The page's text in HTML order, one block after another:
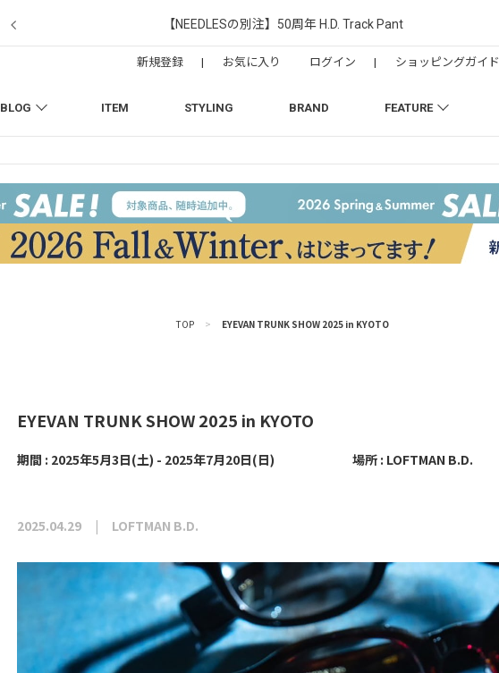
【NEEDLESの別注】50周年 H.D. Track Pant
BLOG ITEM STYLING BRAND FEATURE
新規登録 | お気に入り ログイン | ショッピングガイド
TOP > EYEVAN TRUNK SHOW 2025 in KYOTO
EYEVAN TRUNK SHOW 2025 in KYOTO
期間 : 2025年5月3日(土) - 2025年7月20日(日) 場所 : LOFTMAN B.D.
2025.04.29 LOFTMAN B.D.